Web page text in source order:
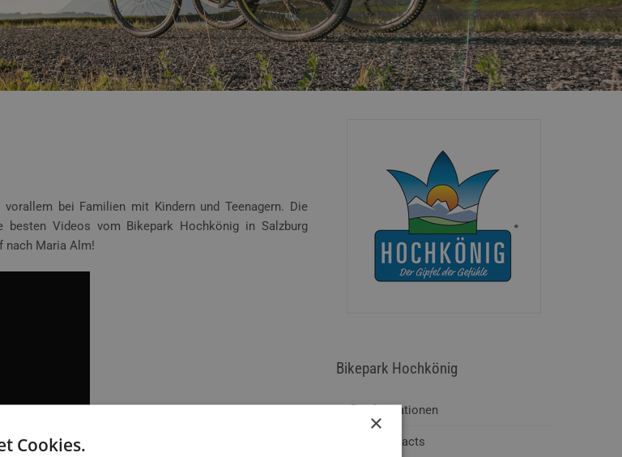
bei Familien mit Kindern und Teenagern. Die
besten Videos vom Bikepark Hochkönig in Salzburg
nach Maria Alm!
Bikepark Hochkönig
Informationen
Short Facts
×
Cookies.